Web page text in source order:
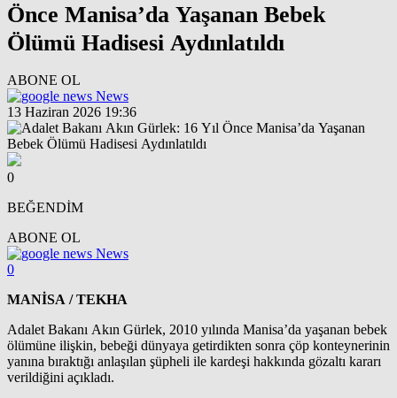
Önce Manisa’da Yaşanan Bebek
Ölümü Hadisesi Aydınlatıldı
ABONE OL
News
13 Haziran 2026 19:36
0
BEĞENDİM
ABONE OL
News
0
MANİSA / TEKHA
Adalet Bakanı Akın Gürlek, 2010 yılında Manisa’da yaşanan bebek
ölümüne ilişkin, bebeği dünyaya getirdikten sonra çöp konteynerinin
yanına bıraktığı anlaşılan şüpheli ile kardeşi hakkında gözaltı kararı
verildiğini açıkladı.